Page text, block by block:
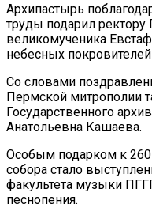
Архипастырь
труды подарил
великомученика
небесных
Со словами
Пермской митрополии
Государственного
Анатольевна Кашаева.
Особым подарком к
собора стало
факультета музыки
песнопения.